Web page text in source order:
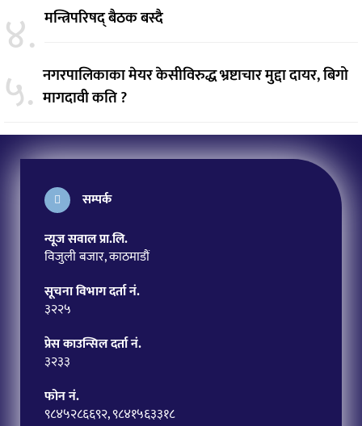
४. मन्त्रिपरिषद् बैठक बस्दै
५. नगरपालिकाका मेयर केसीविरुद्ध भ्रष्टाचार मुद्दा दायर, बिगो
मागदावी कति ?
सम्पर्क
न्यूज सवाल प्रा.लि.
विजुली बजार, काठमाडौं
सूचना विभाग दर्ता नं.
३२२५
प्रेस काउन्सिल दर्ता नं.
३२३३
फोन नं.
९८४५२८६६९२, ९८४१५६३३१८